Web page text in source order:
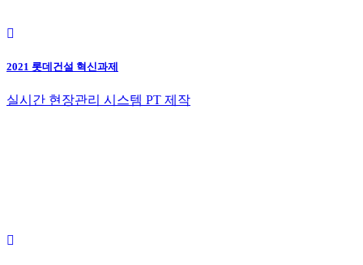
2021 롯데건설 혁신과제
실시간 현장관리 시스템 PT 제작